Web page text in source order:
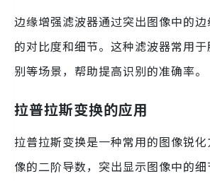
边缘增强滤波器通过突出图像中的
的对比度和细节。这种滤波器常用
别等场景，帮助提高识别的准确率。
拉普拉斯变换的应用
拉普拉斯变换是一种常用的图像锐
像的二阶导数，突出显示图像中的